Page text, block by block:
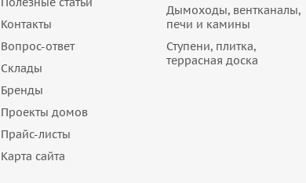
Контакты
Вопрос-ответ
Склады
Бренды
Проекты домов
Прайс-листы
Карта сайта
Дымоходы, вентканалы,
печи и камины
Ступени, плитка,
террасная доска